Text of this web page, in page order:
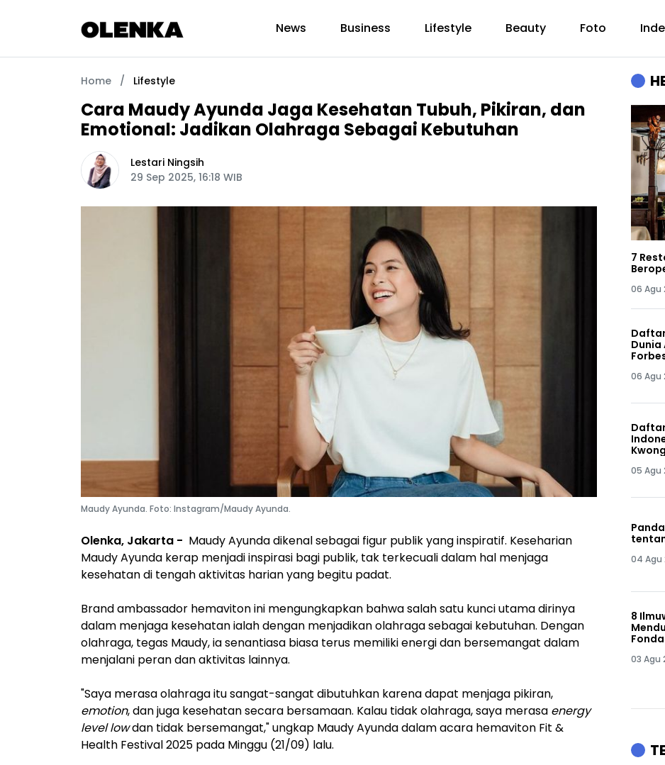
News Business Lifestyle Beauty Foto
Home / Lifestyle
Cara Maudy Ayunda Jaga Kesehatan Tubuh, Pikiran, dan
Emotional: Jadikan Olahraga Sebagai Kebutuhan
Lestari Ningsih
29 Sep 2025, 16:18 WIB
Maudy Ayunda. Foto: Instagram/Maudy Ayunda.
Olenka, Jakarta - Maudy Ayunda dikenal sebagai figur publik yang inspiratif. Keseharian
Maudy Ayunda kerap menjadi inspirasi bagi publik, tak terkecuali dalam hal menjaga
kesehatan di tengah aktivitas harian yang begitu padat.
Brand ambassador hemaviton ini mengungkapkan bahwa salah satu kunci utama dirinya
dalam menjaga kesehatan ialah dengan menjadikan olahraga sebagai kebutuhan. Dengan
olahraga, tegas Maudy, ia senantiasa biasa terus memiliki energi dan bersemangat dalam
menjalani peran dan aktivitas lainnya.
"Saya merasa olahraga itu sangat-sangat dibutuhkan karena dapat menjaga pikiran,
emotion, dan juga kesehatan secara bersamaan. Kalau tidak olahraga, saya merasa energy
level lowdan tidak bersemangat," ungkap Maudy Ayunda dalam acara hemaviton Fit &
Health Festival 2025 pada Minggu (21/09) lalu.
7
06 Agu
Dunia
06 Agu
05 Agu
04 Agu
8
03 Agu